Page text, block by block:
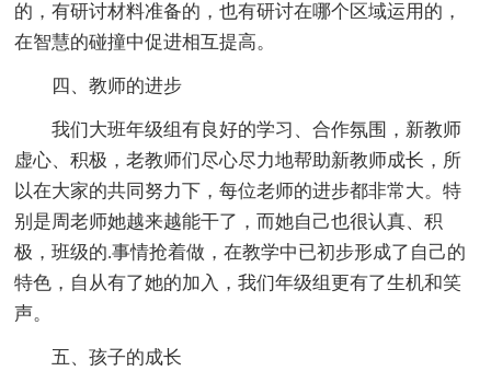
的，有研讨材料准备的，也有研讨在哪个区域运用的，
在智慧的碰撞中促进相互提高。
四、教师的进步
我们大班年级组有良好的学习、合作氛围，新教师
虚心、积极，老教师们尽心尽力地帮助新教师成长，所
以在大家的共同努力下，每位老师的进步都非常大。特
别是周老师她越来越能干了，而她自己也很认真、积
极，班级的.事情抢着做，在教学中已初步形成了自己的
特色，自从有了她的加入，我们年级组更有了生机和笑
声。
五、孩子的成长